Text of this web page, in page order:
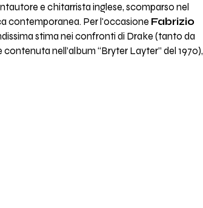
e chitarrista inglese, scomparso nel
contemporanea. Per l'occasione Fabrizio
stima nei confronti di Drake (tanto da
nell’album “Bryter Layter” del 1970),